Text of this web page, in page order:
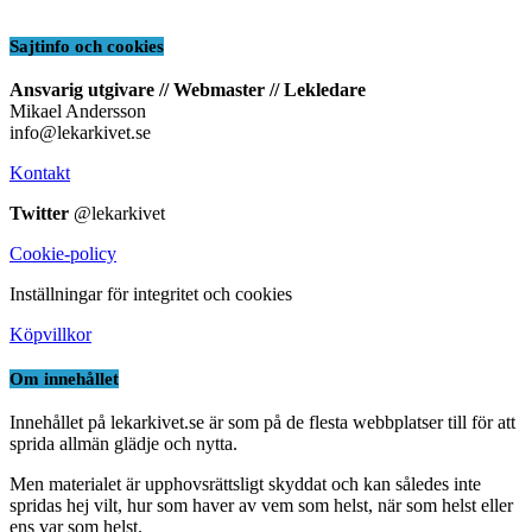
Sajtinfo och cookies
Ansvarig utgivare // Webmaster // Lekledare
Mikael Andersson
info@lekarkivet.se
Kontakt
Twitter @lekarkivet
Cookie-policy
Inställningar för integritet och cookies
Köpvillkor
Om innehållet
Innehållet på lekarkivet.se är som på de flesta webbplatser till för att
sprida allmän glädje och nytta.
Men materialet är upphovsrättsligt skyddat och kan således inte
spridas hej vilt, hur som haver av vem som helst, när som helst eller
ens var som helst.